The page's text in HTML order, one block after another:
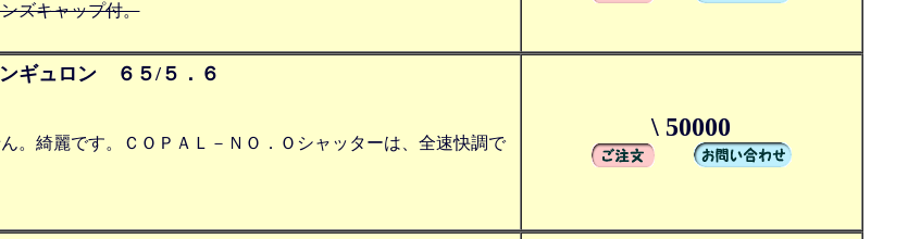
ズキャップ付。
ギュロン ６５/５．６
。綺麗です。ＣＯＰＡＬ－ＮＯ．Ｏシャッターは、全速快調で
\ 50000